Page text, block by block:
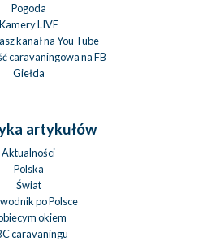
Pogoda
Kamery LIVE
kanał na You Tube
caravaningowa na FB
Giełda
artykułów
Aktualności
Polska
Świat
po Polsce
okiem
caravaningu